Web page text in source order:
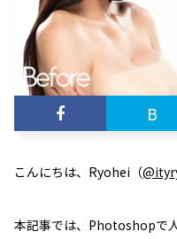
B
こんにちは、Ryohei（
本記事では、Photoshopで